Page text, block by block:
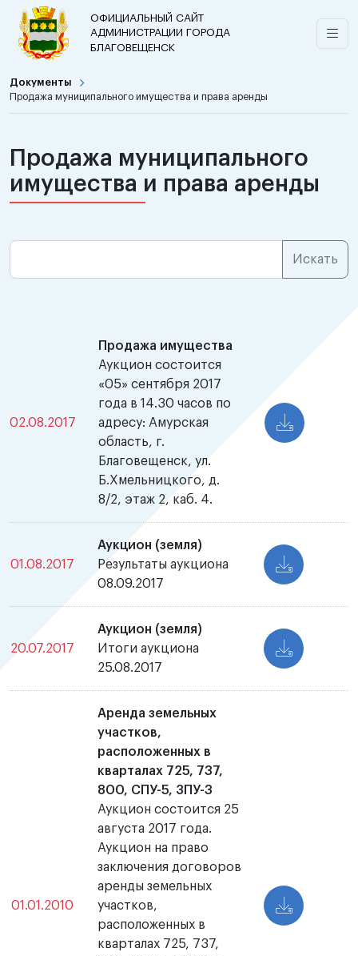
ОФИЦИАЛЬНЫЙ САЙТ
АДМИНИСТРАЦИИ ГОРОДА
БЛАГОВЕЩЕНСК
Документы
Продажа муниципального имущества и права аренды
Продажа муниципального
имущества и права аренды
02.08.2017
Продажа имущества
Аукцион состоится
«05» сентября 2017
года в 14.30 часов по
адресу: Амурская
область, г.
Благовещенск, ул.
Б.Хмельницкого, д.
8/2, этаж 2, каб. 4.
01.08.2017
Аукцион (земля)
Результаты аукциона
08.09.2017
20.07.2017
Аукцион (земля)
Итоги аукциона
25.08.2017
01.01.2010
Аренда земельных
участков,
расположенных в
кварталах 725, 737,
800, СПУ-5, ЗПУ-3
Аукцион состоится 25
августа 2017 года.
Аукцион на право
заключения договоров
аренды земельных
участков,
расположенных в
кварталах 725, 737,